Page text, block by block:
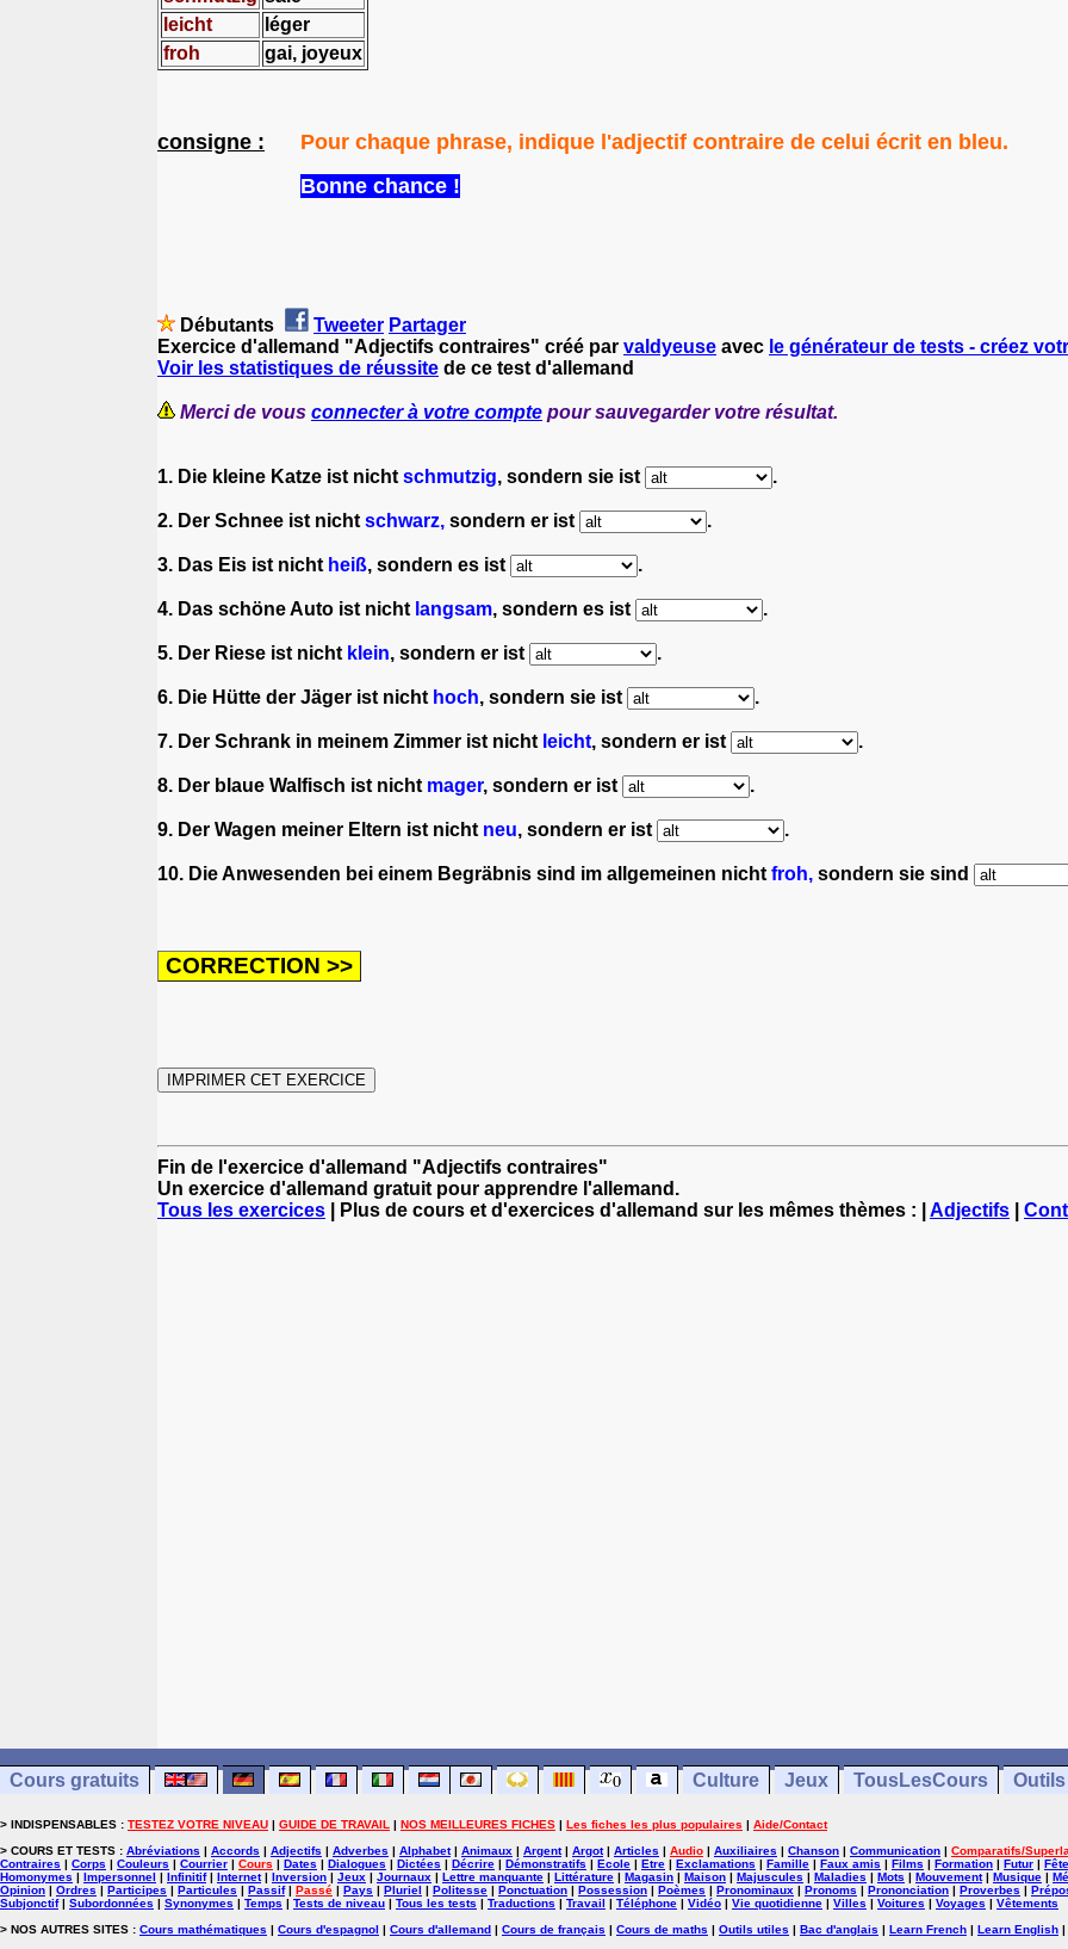
leicht
léger
froh
gai, joyeux
consigne :
Pour chaque phrase, indique l'adjectif contraire de celui écrit en bleu.
Bonne chance !
Débutants Tweeter Partager
Exercice d'allemand "Adjectifs contraires" créé par valdyeuse avec le générateur de tests - créez
Voir les statistiques de réussite de ce test d'allemand
Merci de vous connecter à votre compte pour sauvegarder votre résultat.
1. Die kleine Katze ist nicht schmutzig, sondern sie ist .
2. Der Schnee ist nicht schwarz, sondern er ist .
3. Das Eis ist nicht heiß, sondern es ist .
4. Das schöne Auto ist nicht langsam, sondern es ist .
5. Der Riese ist nicht klein, sondern er ist .
6. Die Hütte der Jäger ist nicht hoch, sondern sie ist .
7. Der Schrank in meinem Zimmer ist nicht leicht, sondern er ist .
8. Der blaue Walfisch ist nicht mager, sondern er ist .
9. Der Wagen meiner Eltern ist nicht neu, sondern er ist .
10. Die Anwesenden bei einem Begräbnis sind im allgemeinen nicht froh, sondern sie sind
Fin de l'exercice d'allemand "Adjectifs contraires"
Un exercice d'allemand gratuit pour apprendre l'allemand.
Tous les exercices | Plus de cours et d'exercices d'allemand sur les mêmes thèmes : | Adjectifs
Cours gratuits Culture Jeux TousLesCours Outils
> INDISPENSABLES : TESTEZ VOTRE NIVEAU | GUIDE DE TRAVAIL | NOS MEILLEURES FICHES | Les fiches les plus populaires | Aide/Contact
> COURS ET TESTS : Abréviations | Accords | Adjectifs | Adverbes | Alphabet| Animaux | Argent| Argot| Articles | Audio | Auxiliaires | Chanson | Communication | Comparatifs/
Contraires | Corps | Couleurs | Courrier | Cours | Dates | Dialogues | Dictées | Décrire | Démonstratifs | Ecole | Etre | Exclamations | Famille | Faux amis | Films | Formation | Futur |
Homonymes | Impersonnel | Infinitif| Internet| Inversion | Jeux | Journaux | Lettre manquante | Littérature | Magasin | Maison | Majuscules | Maladies | Mots | Mouvement| Musique |
Opinion | Ordres | Participes | Particules | Passif| Passé | Pays | Pluriel | Politesse | Ponctuation | Possession | Poèmes | Pronominaux | Pronoms | Prononciation | Proverbes |
Subjonctif| Subordonnées | Synonymes | Temps | Tests de niveau | Tous les tests | Traductions | Travail | Téléphone | Vidéo | Vie quotidienne | Villes | Voitures | Voyages | Vêtements
> NOS AUTRES SITES : Cours mathématiques | Cours d'espagnol | Cours d'allemand | Cours de français | Cours de maths | Outils utiles | Bac d'anglais | Learn French | Learn English |